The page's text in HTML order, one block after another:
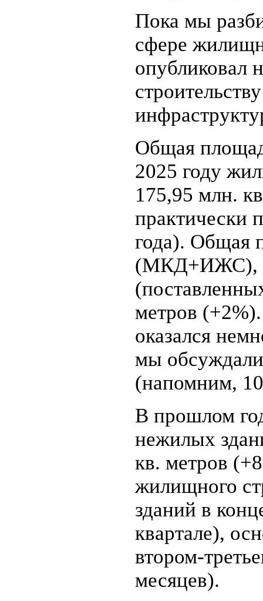
Пока мы
сфере
опубликовал
Общая
2025 году
175,95 млн.
практически
года). Общая
(МКД+ИЖС),
метров
оказался
мы
(напомним,
В прошлом
нежилых
кв. метров
жилищного
зданий в
квартале),
втором-
месяцев).